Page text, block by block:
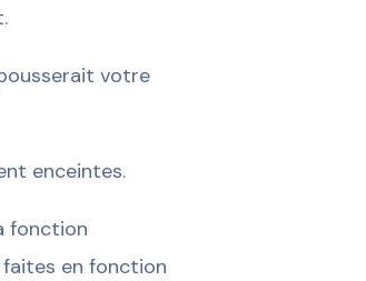
votre
enceintes.
fonction
en fonction